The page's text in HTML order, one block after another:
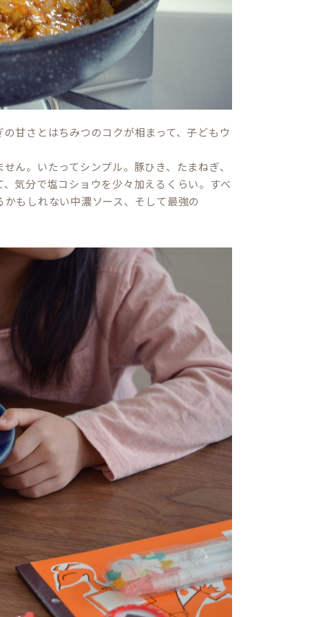
甘さとはちみつのコクが相まって、子どもウ
ん。いたってシンプル。豚ひき、たまねぎ、
気分で塩コショウを少々加えるくらい。すべ
もしれない中濃ソース、そして最強の